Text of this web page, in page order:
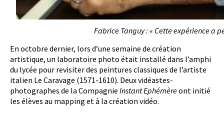
Fabrice Tanguy : « Cette expérience a
En octobre dernier, lors d’une semaine de création
artistique, un laboratoire photo était installé dans l’amphi
du lycée pour revisiter des peintures classiques de l’artiste
italien Le Caravage (1571-1610). Deux vidéastes-
photographes de la Compagnie Instant Ephémèreont initié
les élèves au mapping et à la création vidéo.